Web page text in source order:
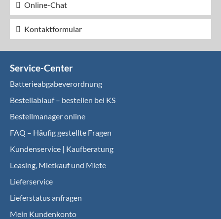
Online-Chat
Kontaktformular
Service-Center
Batterieabgabeverordnung
Bestellablauf – bestellen bei KS
Bestellmanager online
FAQ – Häufig gestellte Fragen
Kundenservice | Kaufberatung
Leasing, Mietkauf und Miete
Lieferservice
Lieferstatus anfragen
Mein Kundenkonto